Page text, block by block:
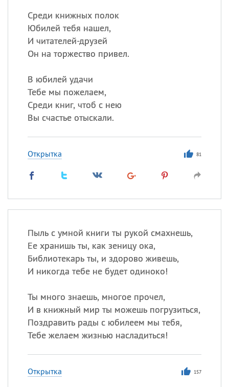
Среди книжных полок
Юбилей тебя нашел,
И читателей-друзей
Он на торжество привел.
В юбилей удачи
Тебе мы пожелаем,
Среди книг, чтоб с нею
Вы счастье отыскали.
Открытка 81
Пыль с умной книги ты рукой смахнешь,
Ее хранишь ты, как зеницу ока,
Библиотекарь ты, и здорово живешь,
И никогда тебе не будет одиноко!
Ты много знаешь, многое прочел,
И в книжный мир ты можешь погрузиться,
Поздравить рады с юбилеем мы тебя,
Тебе желаем жизнью насладиться!
Открытка 157